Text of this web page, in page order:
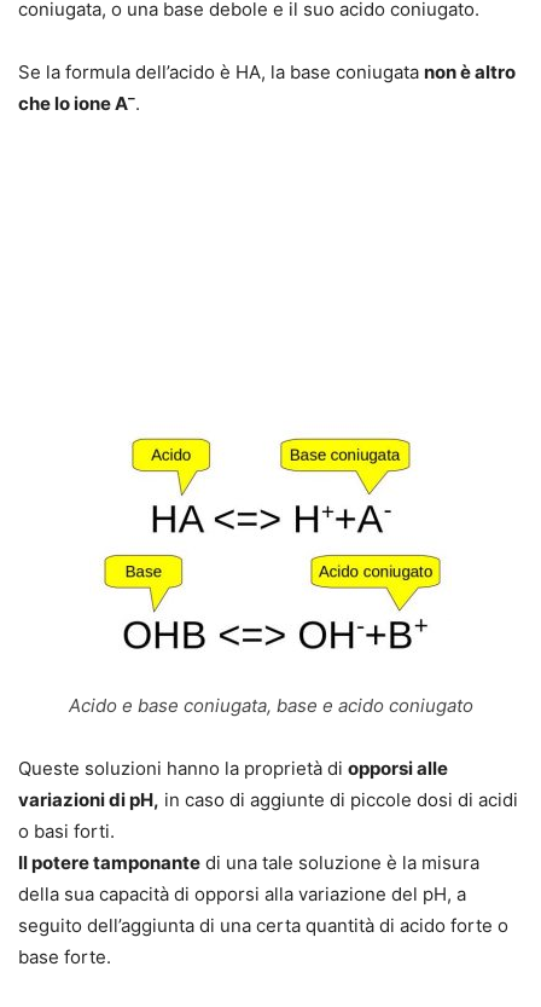
coniugata, o una base debole e il suo acido coniugato.
Se la formula dell’acido è HA, la base coniugata non è altro
che lo ione A–.
Acido e base coniugata, base e acido coniugato
Queste soluzioni hanno la proprietà di opporsi alle
variazioni di pH, in caso di aggiunte di piccole dosi di acidi
o basi forti.
Il potere tamponante di una tale soluzione è la misura
della sua capacità di opporsi alla variazione del pH, a
seguito dell’aggiunta di una certa quantità di acido forte o
base forte.